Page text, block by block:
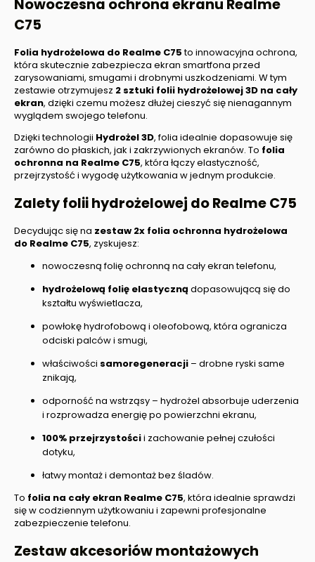
Nowoczesna ochrona ekranu Realme
C75
Folia hydrożelowa do Realme C75to innowacyjna ochrona,
która skutecznie zabezpiecza ekran smartfona przed
zarysowaniami, smugami i drobnymi uszkodzeniami. W tym
zestawie otrzymujesz 2 sztuki folii hydrożelowej 3D na cały
ekran, dzięki czemu możesz dłużej cieszyć się nienagannym
wyglądem swojego telefonu.
Dzięki technologii Hydrożel 3D, folia idealnie dopasowuje się
zarówno do płaskich, jak i zakrzywionych ekranów. To folia
ochronna na Realme C75, która łączy elastyczność,
przejrzystość i wygodę użytkowania w jednym produkcie.
Zalety folii hydrożelowej doRealme C75
Decydując się na zestaw 2x folia ochronna hydrożelowa
do Realme C75, zyskujesz:
nowoczesną folię ochronną na cały ekran telefonu,
hydrożelową folię elastyczną dopasowującą się do
kształtu wyświetlacza,
powłokę hydrofobową i oleofobową, która ogranicza
odciski palców i smugi,
właściwości samoregeneracji – drobne ryski same
znikają,
odporność na wstrząsy – hydrożel absorbuje uderzenia
i rozprowadza energię po powierzchni ekranu,
100% przejrzystościi zachowanie pełnej czułości
dotyku,
łatwy montaż i demontaż bez śladów.
To folia na cały ekran Realme C75, która idealnie sprawdzi
się w codziennym użytkowaniu i zapewni profesjonalne
zabezpieczenie telefonu.
Zestaw akcesoriów montażowych